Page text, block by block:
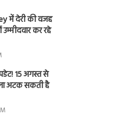
में देरी की वजह
कर रहे
15 अगस्त से
अटक सकती है